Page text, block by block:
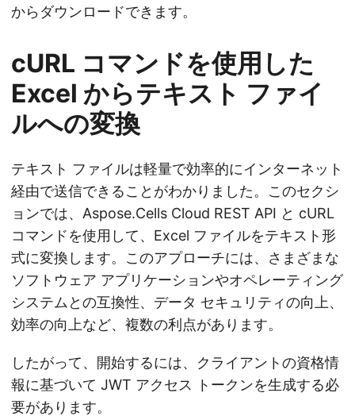
からダウンロードできます。
cURL コマンドを使用した
Excel からテキスト ファイ
ルへの変換
テキスト ファイルは軽量で効率的にインターネット
経由で送信できることがわかりました。このセクシ
ョンでは、Aspose.Cells Cloud REST API と cURL
コマンドを使用して、Excel ファイルをテキスト形
式に変換します。このアプローチには、さまざまな
ソフトウェア アプリケーションやオペレーティング
システムとの互換性、データ セキュリティの向上、
効率の向上など、複数の利点があります。
したがって、開始するには、クライアントの資格情
報に基づいて JWT アクセス トークンを生成する必
要があります。